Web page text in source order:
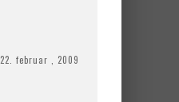
22. februar , 2009